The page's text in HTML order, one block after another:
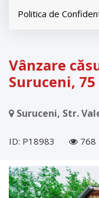
Politica de
Case
Vânzare
Suruceni,
Suruceni, Str.
ID: P18983 768